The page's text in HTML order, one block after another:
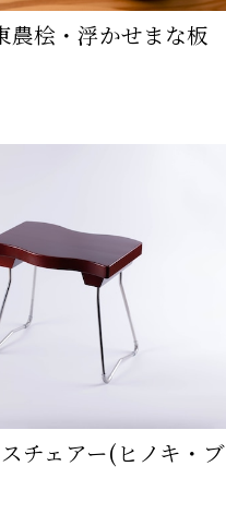
桧・浮かせまな板
チェアー(ヒノキ・ブ